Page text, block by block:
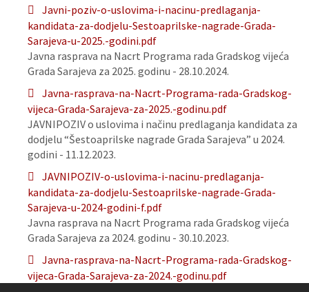
Javni-poziv-o-uslovima-i-nacinu-predlaganja-
kandidata-za-dodjelu-Sestoaprilske-nagrade-Grada-
Sarajeva-u-2025.-godini.pdf
Javna rasprava na Nacrt Programa rada Gradskog vijeća
Grada Sarajeva za 2025. godinu - 28.10.2024.
Javna-rasprava-na-Nacrt-Programa-rada-Gradskog-
vijeca-Grada-Sarajeva-za-2025.-godinu.pdf
JAVNIPOZIV o uslovima i načinu predlaganja kandidata za
dodjelu “Šestoaprilske nagrade Grada Sarajeva” u 2024.
godini - 11.12.2023.
JAVNIPOZIV-o-uslovima-i-nacinu-predlaganja-
kandidata-za-dodjelu-Sestoaprilske-nagrade-Grada-
Sarajeva-u-2024-godini-f.pdf
Javna rasprava na Nacrt Programa rada Gradskog vijeća
Grada Sarajeva za 2024. godinu - 30.10.2023.
Javna-rasprava-na-Nacrt-Programa-rada-Gradskog-
vijeca-Grada-Sarajeva-za-2024.-godinu.pdf